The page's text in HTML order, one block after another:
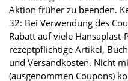
Aktion früher zu beenden.
32: Bei Verwendung des
Rabatt auf viele
rezeptpflichtige Artikel,
und Versandkosten. Nicht
(ausgenommen Coupons)